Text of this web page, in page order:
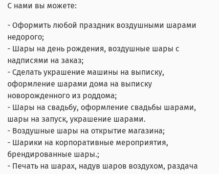
С нами вы можете:
- Оформить любой праздник воздушными шарами
недорого;
- Шары на день рождения, воздушные шары с
надписями на заказ;
- Сделать украшение машины на выписку,
оформление шарами дома на выписку
новорожденного из роддома;
- Шары на свадьбу, оформление свадьбы шарами,
шары на запуск, украшение шарами.
- Воздушные шары на открытие магазина;
- Шарики на корпоративные мероприятия,
брендированные шары.;
- Печать на шарах, надув шаров воздухом, раздача